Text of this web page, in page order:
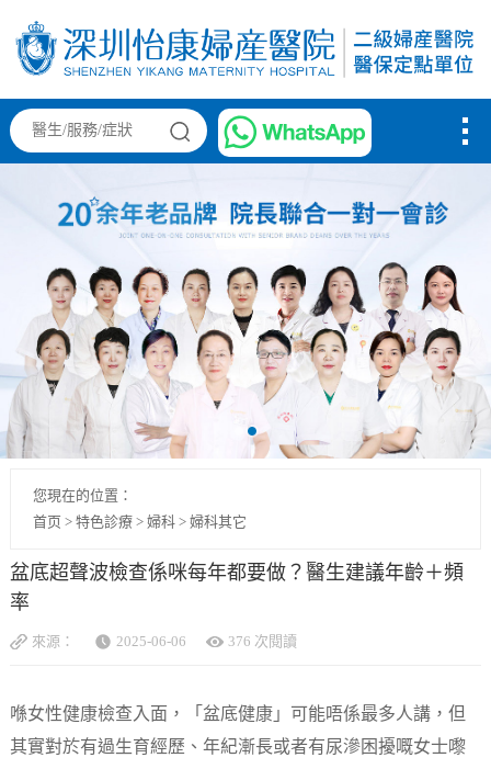
您現在的位置：
首页 > 特色診療> 婦科> 婦科其它
盆底超聲波檢查係咪每年都要做？醫生建議年齡＋頻
率
來源： 2025-06-06 376 次閱讀
喺女性健康檢查入面，「盆底健康」可能唔係最多人講，但
其實對於有過生育經歷、年紀漸長或者有尿滲困擾嘅女士嚟